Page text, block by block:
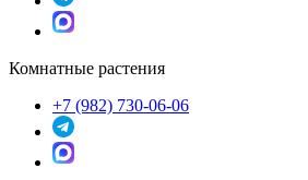
Комнатные растения
+7 (982) 730-06-06